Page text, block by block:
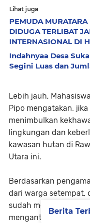
Lihat juga
PEMUDA
DIDUGA TERLIBAT
INTERNASIONAL DI
Indahnyaa Desa
Segini Luas dan
Lebih jauh,
Pipo mengatakan,
menimbulkan
lingkungan dan
kawasan hutan di
Utara ini.
Berdasarkan
dari warga setempat,
sudah melakukan
mengantongi izin
Berita